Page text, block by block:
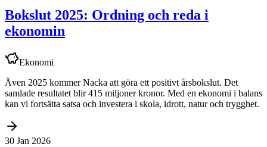
Bokslut 2025: Ordning och reda i
ekonomin
Ekonomi
Även 2025 kommer Nacka att göra ett positivt årsbokslut. Det
samlade resultatet blir 415 miljoner kronor. Med en ekonomi i balans
kan vi fortsätta satsa och investera i skola, idrott, natur och trygghet.
30 Jan 2026